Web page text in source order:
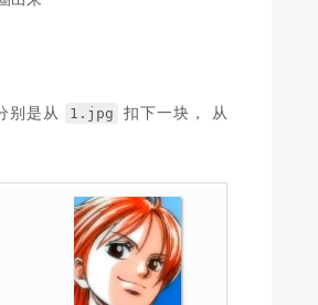
别是从 1.jpg 扣下一块， 从